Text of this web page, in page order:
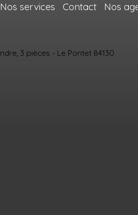
Nos services Contact Nos